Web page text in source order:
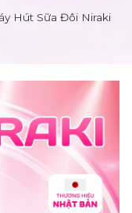
Hút Sữa Đôi Niraki